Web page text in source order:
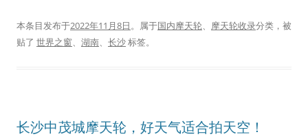
本条目发布于2022年11月8日。属于国内摩天轮、 摩天轮收录分类，被
贴了 世界之窗、 湖南、 长沙标签。
长沙中茂城摩天轮，好天气适合拍天空！ ​​​